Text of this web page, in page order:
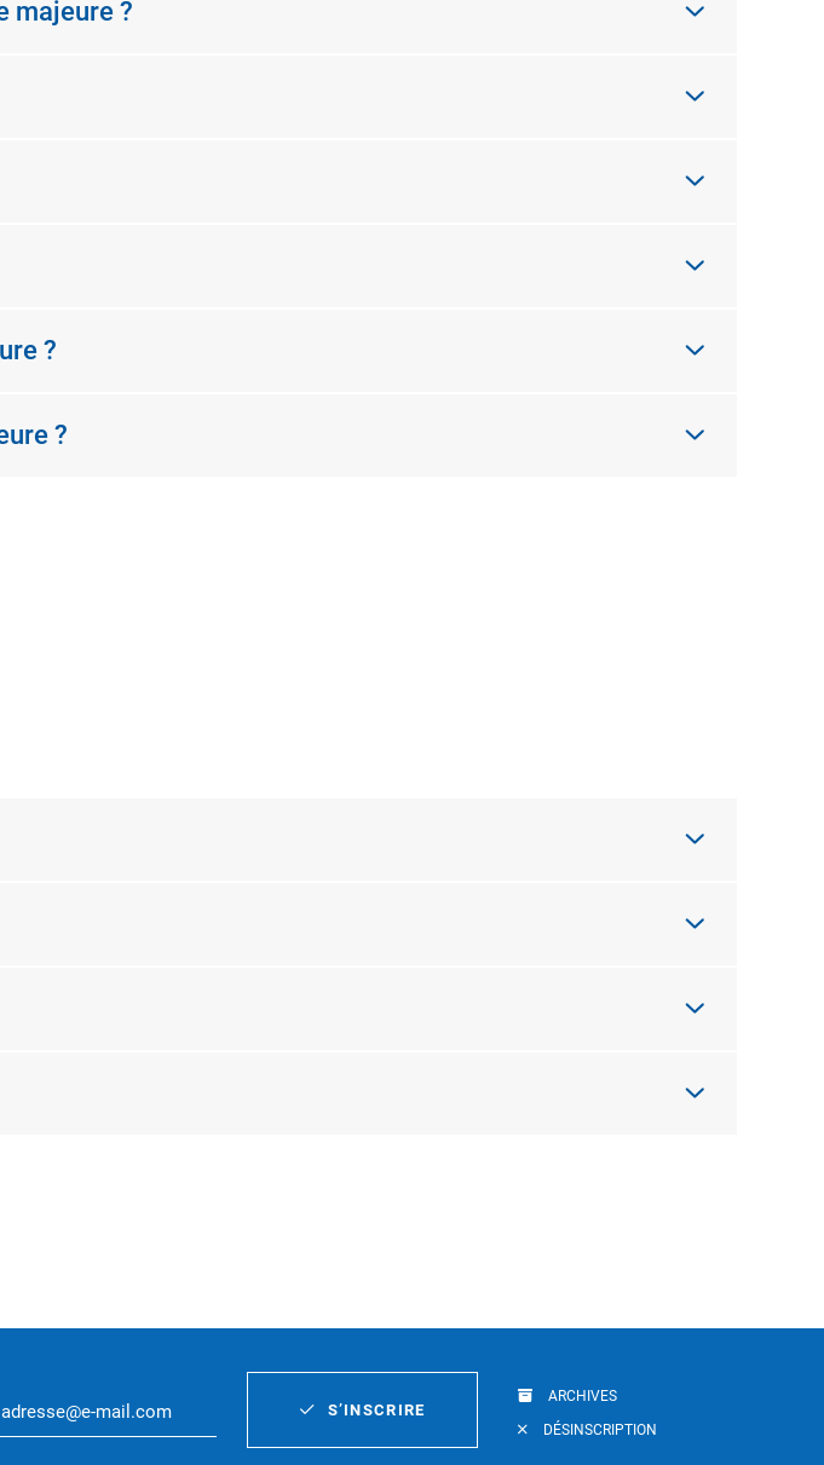
majeure ?
?
?
S’INSCRIRE
ARCHIVES
DÉSINSCRIPTION